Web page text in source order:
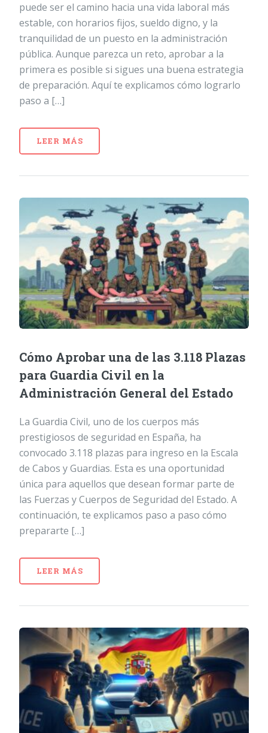
puede ser el camino hacia una vida laboral más
estable, con horarios fijos, sueldo digno, y la
tranquilidad de un puesto en la administración
pública. Aunque parezca un reto, aprobar a la
primera es posible si sigues una buena estrategia
de preparación. Aquí te explicamos cómo lograrlo
paso a […]
LEER MÁS
Cómo Aprobar una de las 3.118 Plazas
para Guardia Civil en la
Administración General del Estado
La Guardia Civil, uno de los cuerpos más
prestigiosos de seguridad en España, ha
convocado 3.118 plazas para ingreso en la Escala
de Cabos y Guardias. Esta es una oportunidad
única para aquellos que desean formar parte de
las Fuerzas y Cuerpos de Seguridad del Estado. A
continuación, te explicamos paso a paso cómo
prepararte […]
LEER MÁS